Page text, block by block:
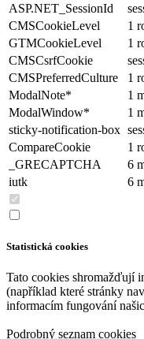
ASP.NET_SessionId
CMSCookieLevel
1
GTMCookieLevel
1
CMSCsrfCookie
CMSPreferredCulture
1
ModalNote*
1
ModalWindow*
1
sticky-notification-box
CompareCookie
1
_GRECAPTCHA
6
iutk
6
Statistická cookies
Tato cookies shromažďují
(například které stránky
informacím fungování
Podrobný seznam cookies